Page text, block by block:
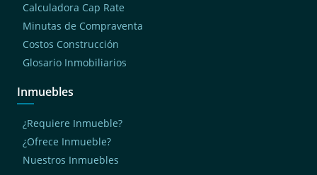
Calculadora Cap Rate
Minutas de Compraventa
Costos Construcción
Glosario Inmobiliarios
Inmuebles
¿Requiere Inmueble?
¿Ofrece Inmueble?
Nuestros Inmuebles